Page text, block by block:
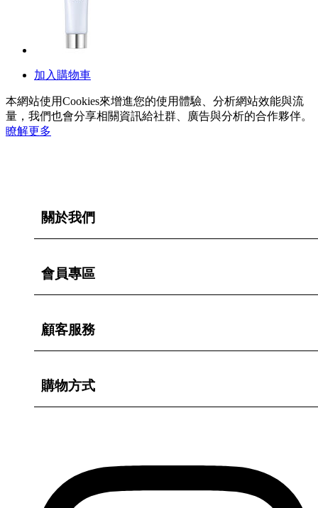
加入購物車
本網站使用Cookies來增進您的使用體驗、分析網站效能與流
量，我們也會分享相關資訊給社群、廣告與分析的合作夥伴。
瞭解更多
關於我們
會員專區
顧客服務
購物方式